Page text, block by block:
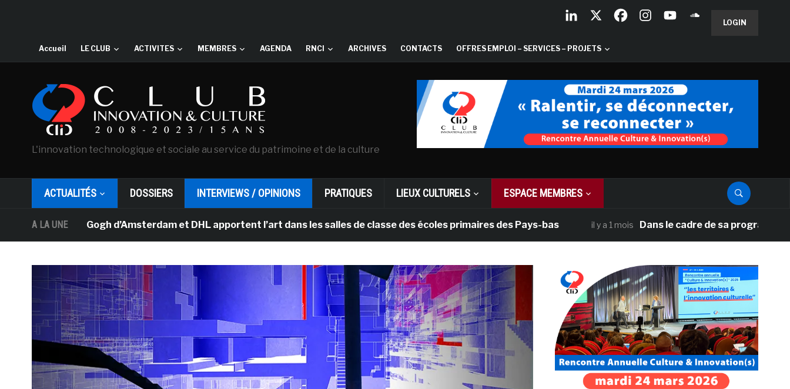
LOGIN
Accueil LE CLUB ACTIVITES MEMBRES AGENDA RNCI ARCHIVES CONTACTS OFFRES EMPLOI – SERVICES – PROJETS
L'innovation technologique et sociale au service du patrimoine et de la culture
ACTUALITÉS DOSSIERS INTERVIEWS / OPINIONS PRATIQUES LIEUX CULTURELS ESPACE MEMBRES
A LA UNE
Van Gogh d’Amsterdam et DHL apportent l’art dans les salles de classe des écoles primaires des Pays-bas il y a 1 mois Dans le cadre de sa programmation